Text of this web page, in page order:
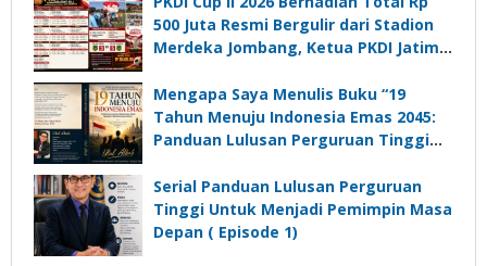
500 Juta Resmi Bergulir dari Stadion
Merdeka Jombang, Ketua PKDI Jatim:
Komunikasi Kades untuk Memajukan
Desa
Mengapa Saya Menulis Buku “19
Tahun Menuju Indonesia Emas 2045:
Panduan Lulusan Perguruan Tinggi
Depan”?
Serial Panduan Lulusan Perguruan
Tinggi Untuk Menjadi Pemimpin Masa
Depan ( Episode 1)